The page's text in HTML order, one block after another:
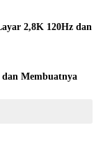
2,8K 120Hz dan
Membuatnya